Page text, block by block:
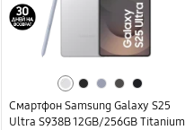
Смартфон Samsung Galaxy S25
Ultra S938B 12GB/256GB Titanium